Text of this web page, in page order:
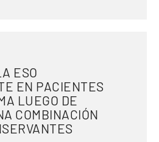
ESO
EN PACIENTES
LUEGO DE
COMBINACIÓN